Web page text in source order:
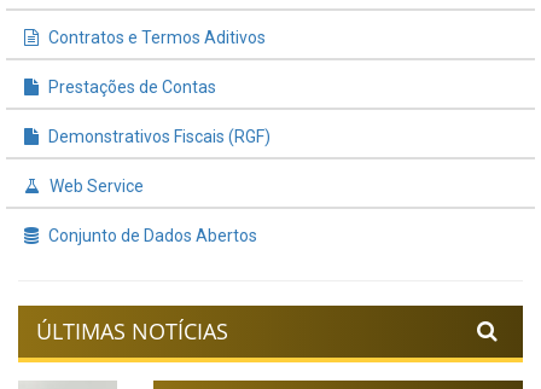
Contratos e Termos Aditivos
Prestações de Contas
Demonstrativos Fiscais (RGF)
Web Service
Conjunto de Dados Abertos
ÚLTIMAS NOTÍCIAS